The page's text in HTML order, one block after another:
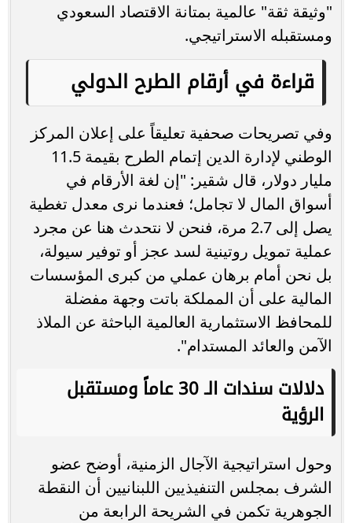
"وثيقة ثقة" عالمية بمتانة الاقتصاد السعودي
ومستقبله الاستراتيجي.
قراءة في أرقام الطرح الدولي
وفي تصريحات صحفية تعليقاً على إعلان المركز
الوطني لإدارة الدين إتمام الطرح بقيمة 11.5
مليار دولار، قال شقير: "إن لغة الأرقام في
أسواق المال لا تجامل؛ فعندما نرى معدل تغطية
يصل إلى 2.7 مرة، فنحن لا نتحدث هنا عن مجرد
عملية تمويل روتينية لسد عجز أو توفير سيولة،
بل نحن أمام برهان عملي من كبرى المؤسسات
المالية على أن المملكة باتت وجهة مفضلة
للمحافظ الاستثمارية العالمية الباحثة عن الملاذ
الآمن والعائد المستدام".
دلالات سندات الـ 30 عاماً ومستقبل
الرؤية
وحول استراتيجية الآجال الزمنية، أوضح عضو
الشرف بمجلس التنفيذيين اللبنانيين أن النقطة
الجوهرية تكمن في الشريحة الرابعة من